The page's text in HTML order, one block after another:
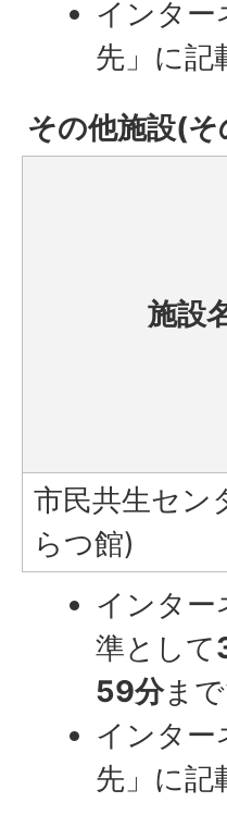
インター
先」に記
その他施設(
施設
市民共生セン
らつ館)
インター
準として
59分まで
インター
先」に記